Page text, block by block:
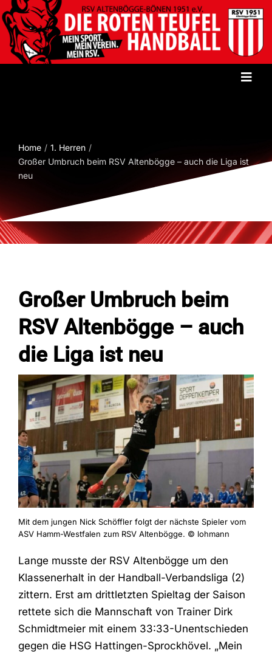
Zum
Inhalt
springen
Verein
Damen
Trainingszeiten
Kontakt
Home
1. Herren
Großer Umbruch beim RSV Altenbögge – auch die Liga ist
neu
Großer Umbruch beim
RSV Altenbögge – auch
die Liga ist neu
Mit dem jungen Nick Schöffler folgt der nächste Spieler vom
ASV Hamm-Westfalen zum RSV Altenbögge. © lohmann
Lange musste der RSV Altenbögge um den
Klassenerhalt in der Handball-Verbandsliga (2)
zittern. Erst am drittletzten Spieltag der Saison
rettete sich die Mannschaft von Trainer Dirk
Schmidtmeier mit einem 33:33-Unentschieden
gegen die HSG Hattingen-Sprockhövel. „Mein